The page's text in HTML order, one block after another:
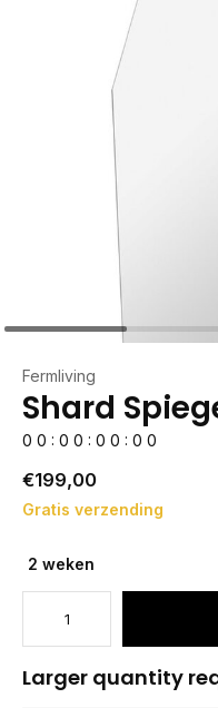
Fermliving
Shard
0 0 : 0 0 : 0 0 : 0 0
€199,00
Gratis verzending
2 weken
Larger quantity